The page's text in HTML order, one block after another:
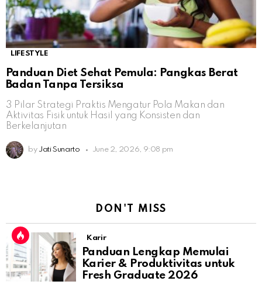
LIFESTYLE
Panduan Diet Sehat Pemula: Pangkas Berat
Badan Tanpa Tersiksa
3 Pilar Strategi Praktis Mengatur Pola Makan dan
Aktivitas Fisik untuk Hasil yang Konsisten dan
Berkelanjutan
by Jati Sunarto June 2, 2026, 9:08 pm
DON'T MISS
Karir
Panduan Lengkap Memulai
Karier & Produktivitas untuk
Fresh Graduate 2026